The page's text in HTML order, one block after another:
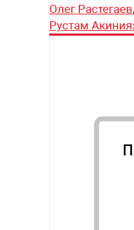
Олег Растегаев,
Рустам